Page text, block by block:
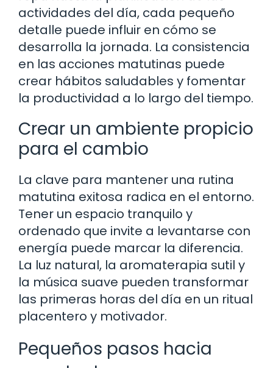
actividades del día, cada pequeño
detalle puede influir en cómo se
desarrolla la jornada. La consistencia
en las acciones matutinas puede
crear hábitos saludables y fomentar
la productividad a lo largo del tiempo.
Crear un ambiente propicio
para el cambio
La clave para mantener una rutina
matutina exitosa radica en el entorno.
Tener un espacio tranquilo y
ordenado que invite a levantarse con
energía puede marcar la diferencia.
La luz natural, la aromaterapia sutil y
la música suave pueden transformar
las primeras horas del día en un ritual
placentero y motivador.
Pequeños pasos hacia